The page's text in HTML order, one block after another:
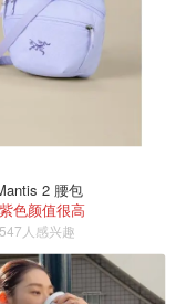
2 腰包
色颜值很高
人感兴趣